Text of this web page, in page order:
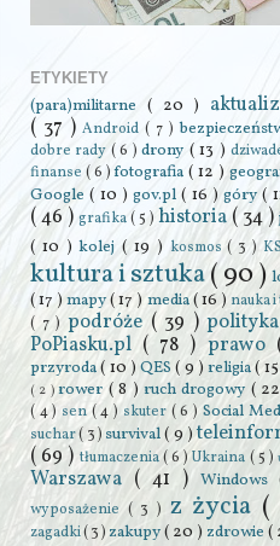
ETYKIETY
(para)militarne ( 20 )
( 37 )Android( 7 )
dobre rady ( 6 )drony ( 13 )
finanse ( 6 )fotografia( 12 )
Google( 10 ) gov.pl( 16 ) góry(
( 46 ) grafika( 5 ) historia ( 34 )
( 10 )kolej( 19 ) kosmos( 3 )
kultura i sztuka( 90 )
( 17 )mapy( 17 ) media( 16 ) nauka
( 7 ) podróże ( 39 )polityka
PoPiasku.pl ( 78 ) prawo
przyroda( 10 ) QES( 9 ) religia(
( 2 )rower ( 8 ) ruch drogowy (
( 4 ) sen ( 4 ) skuter ( 6 ) Social
suchar( 3 ) survival( 9 )
( 69 ) tłumaczenia( 6 )Ukraina ( 5 )
Warszawa ( 41 ) Windows
wyposażenie ( 3 ) z życia (
zagadki( 3 )zakupy( 20 ) zdrowie (